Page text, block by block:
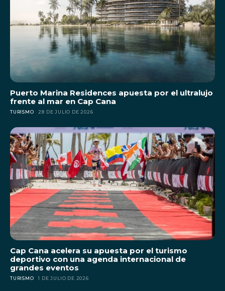
Puerto Marina Residences apuesta por el ultralujo
frente al mar en Cap Cana
TURISMO 28 DE JULIO DE 2026
Cap Cana acelera su apuesta por el turismo
deportivo con una agenda internacional de
grandes eventos
TURISMO 1 DE JULIO DE 2026